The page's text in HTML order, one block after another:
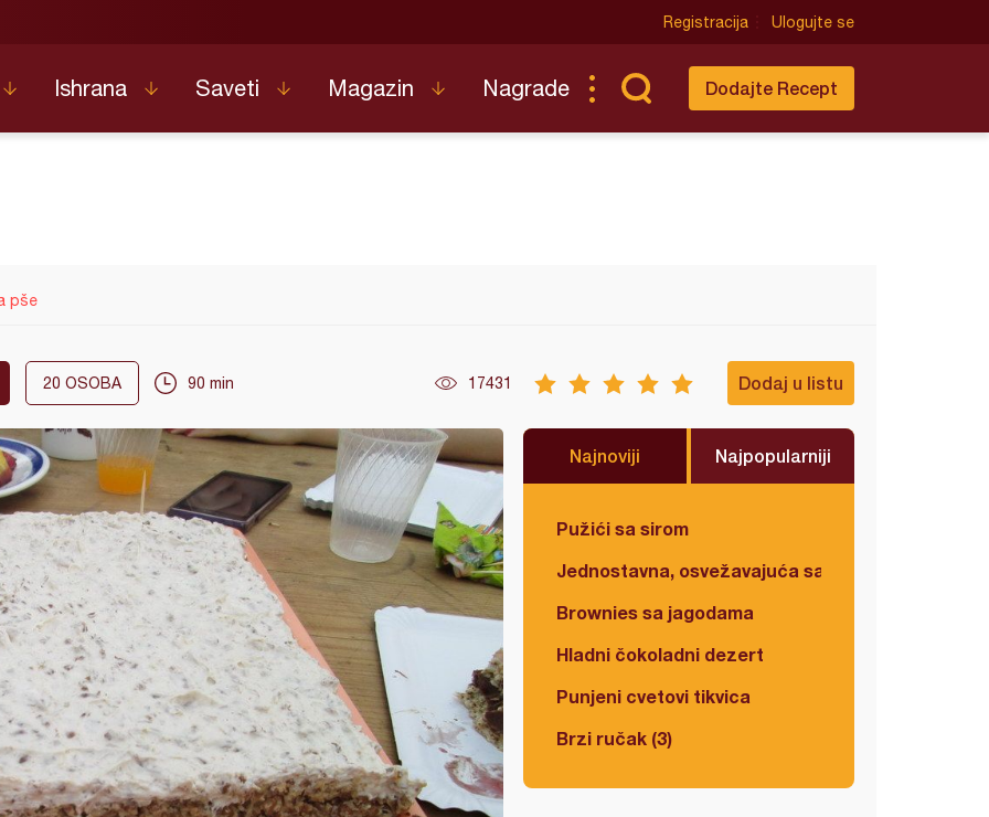
Registracija Ulogujte se
Ishrana Saveti Magazin Nagrade Dodajte Recept
pše
20 OSOBA 90 min 17431 Dodaj u listu
Najnoviji Najpopularniji
Pužići sa sirom
Jednostavna, osvežavajuća salata
Brownies sa jagodama
Hladni čokoladni dezert
Punjeni cvetovi tikvica
Brzi ručak (3)